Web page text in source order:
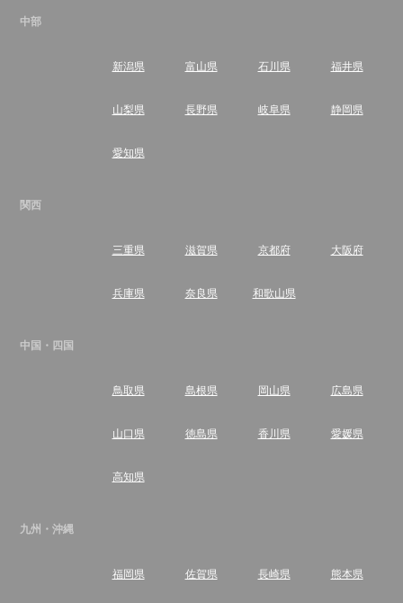
中部
新潟県 富山県 石川県 福井県
山梨県 長野県 岐阜県 静岡県
愛知県
関西
三重県 滋賀県 京都府 大阪府
兵庫県 奈良県 和歌山県
中国・四国
鳥取県 島根県 岡山県 広島県
山口県 徳島県 香川県 愛媛県
高知県
九州・沖縄
福岡県 佐賀県 長崎県 熊本県